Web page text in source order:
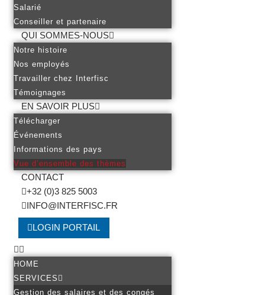
Salarié
Conseiller et partenaire
QUI SOMMES-NOUS
Notre histoire
Nos employés
Travailler chez Interfisc
Témoignages
EN SAVOIR PLUS
Télécharger
Événements
Informations des pays
Vue d’ensemble des thèmes
CONTACT
+32 (0)3 825 5003
INFO@INTERFISC.FR
LOGIN PORTAIL
HOME
SERVICES
Gestion des salaires et des congés